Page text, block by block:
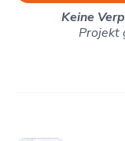
Keine
Projekt